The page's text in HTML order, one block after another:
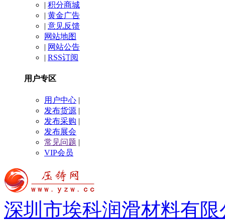
| 积分商城
| 黄金广告
| 意见反馈
网站地图
| 网站公告
| RSS订阅
用户专区
用户中心 |
发布货源 |
发布采购 |
发布展会
常见问题 |
VIP会员
深圳市埃科润滑材料有限